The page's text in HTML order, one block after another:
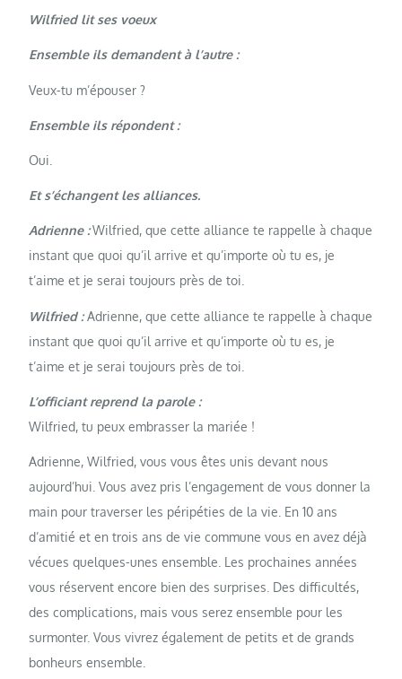
Wilfried lit ses voeux
Ensemble ils demandent à l’autre :
Veux-tu m’épouser ?
Ensemble ils répondent :
Oui.
Et s’échangent les alliances.
Adrienne :Wilfried, que cette alliance te rappelle à chaque
instant que quoi qu’il arrive et qu’importe où tu es, je
t’aime et je serai toujours près de toi.
Wilfried :Adrienne, que cette alliance te rappelle à chaque
instant que quoi qu’il arrive et qu’importe où tu es, je
t’aime et je serai toujours près de toi.
L’officiant reprend la parole :
Wilfried, tu peux embrasser la mariée !
Adrienne, Wilfried, vous vous êtes unis devant nous
aujourd’hui. Vous avez pris l’engagement de vous donner la
main pour traverser les péripéties de la vie. En 10 ans
d’amitié et en trois ans de vie commune vous en avez déjà
vécues quelques-unes ensemble. Les prochaines années
vous réservent encore bien des surprises. Des difficultés,
des complications, mais vous serez ensemble pour les
surmonter. Vous vivrez également de petits et de grands
bonheurs ensemble.